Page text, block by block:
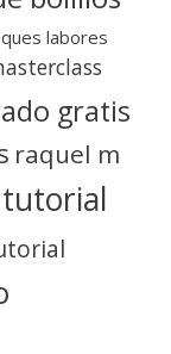
labores
gratis
raquel m
tutorial